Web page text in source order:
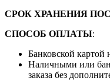
СРОК ХРАНЕНИЯ
СПОСОБ ОПЛАТЫ:
Банковской картой
Наличными или
заказа без